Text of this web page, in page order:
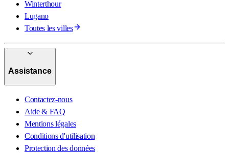
Winterthour
Lugano
Toutes les villes
Assistance
Contactez-nous
Aide & FAQ
Mentions légales
Conditions d'utilisation
Protection des données